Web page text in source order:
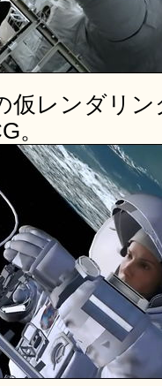
仮レンダリ
。